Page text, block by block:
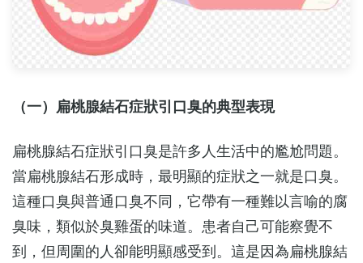
（一）扁桃腺結石症狀引口臭的典型表現
扁桃腺結石症狀引口臭是許多人生活中的尷尬問題。
當扁桃腺結石形成時，最明顯的症狀之一就是口臭。
這種口臭與普通口臭不同，它帶有一種難以言喻的腐
臭味，類似於臭雞蛋的味道。患者自己可能察覺不
到，但周圍的人卻能明顯感受到。這是因為扁桃腺結